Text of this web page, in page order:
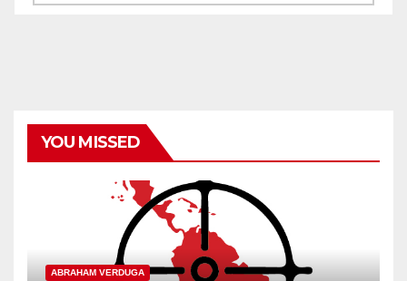
YOU MISSED
ABRAHAM VERDUGA